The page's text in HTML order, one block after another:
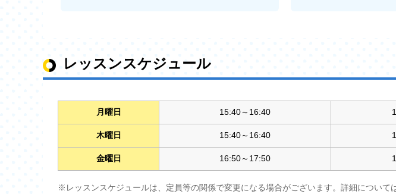
レッスンスケジュール
月曜日 15:40～16:40
木曜日 15:40～16:40
金曜日 16:50～17:50
※レッスンスケジュールは、定員等の関係で変更になる場合がございます。詳細について